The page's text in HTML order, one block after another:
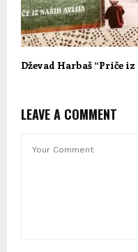
Dževad Harbaš “Priče
LEAVE A COMMENT